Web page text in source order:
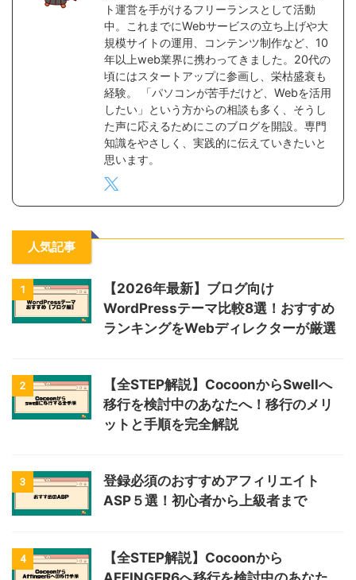
ト運営を手がけるフリーランスとして活動
中。これまでにWebサービスの立ち上げや大
規模サイトの運用、コンテンツ制作など、10
年以上web業界に携わってきました。20代の
頃にはスタートアップに参画し、栄枯盛衰も
経験。 「パソコンが苦手だけど、Webを活用
したい」という方からの相談も多く、そうし
た声に応えるためにこのブログを開設。専門
知識をやさしく、実践的に伝えていきたいと
思います。
人気記事
1
【2026年最新】ブログ向け
WordPressテーマ比較8選！おすすめ
ランキングをWebディレクターが厳選
2
【全STEP解説】CocoonからSwellへ
移行を検討中のあなたへ！移行のメリ
ットと手順を完全解説
3
登録必須のおすすめアフィリエイト
ASP５選！初心者から上級者まで
4
【全STEP解説】Cocoonから